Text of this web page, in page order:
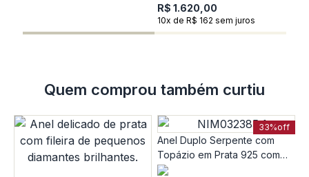
R$ 1.620,00
10x de R$ 162 sem juros
Quem comprou também curtiu
33%off
Anel Duplo Serpente com
Topázio em Prata 925 com
Banho de Ouro Amarelo 18K